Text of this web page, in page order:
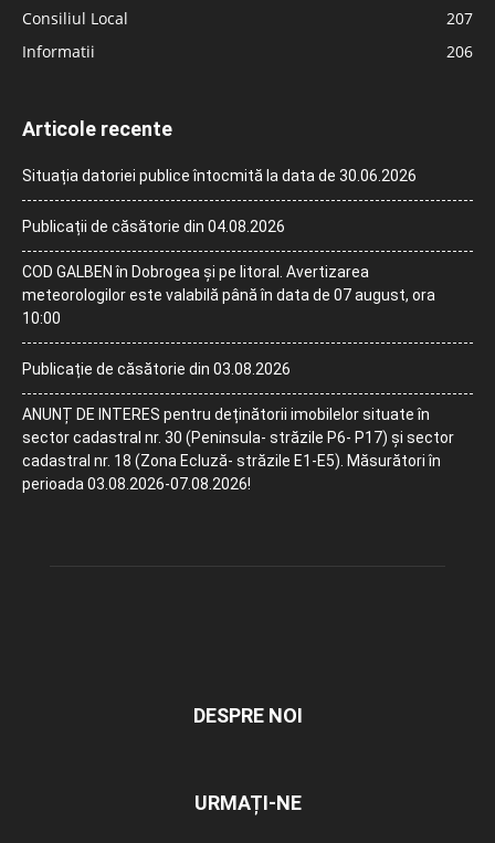
Consiliul Local
207
Informatii
206
Articole recente
Situația datoriei publice întocmită la data de 30.06.2026
Publicații de căsătorie din 04.08.2026
COD GALBEN în Dobrogea și pe litoral. Avertizarea
meteorologilor este valabilă până în data de 07 august, ora
10:00
Publicație de căsătorie din 03.08.2026
ANUNȚ DE INTERES pentru deținătorii imobilelor situate în
sector cadastral nr. 30 (Peninsula- străzile P6- P17) și sector
cadastral nr. 18 (Zona Ecluză- străzile E1-E5). Măsurători în
perioada 03.08.2026-07.08.2026!
DESPRE NOI
URMAȚI-NE